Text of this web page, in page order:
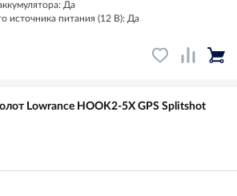
Да
источника питания (12 В): Да
Lowrance HOOK2-5X GPS Splitshot